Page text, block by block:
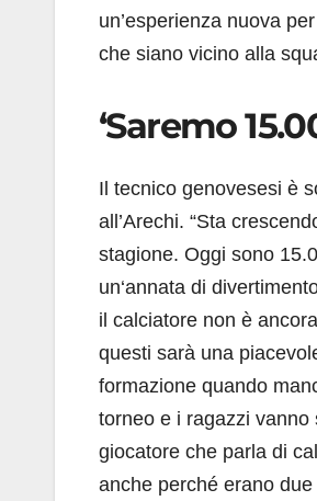
un’esperienza nuova
che siano vicino alla
‘Saremo
Il tecnico genovesesi è
all’Arechi. “Sta
stagione. Oggi sono
un‘annata di
il calciatore non è
questi sarà una
formazione quando
torneo e i ragazzi vanno
giocatore che parla di
anche perché erano